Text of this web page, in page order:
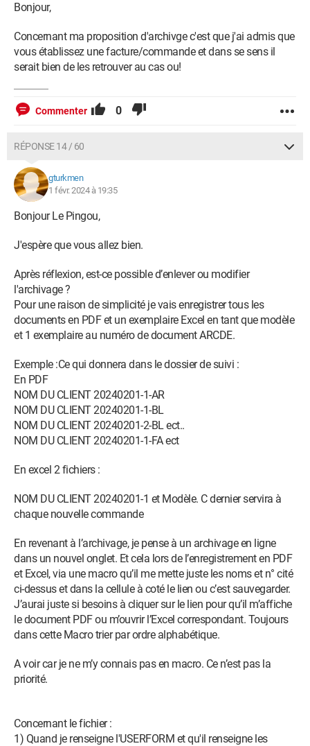
Bonjour,
Concernant ma proposition d'archivge c'est que j'ai admis que
vous établissez une facture/commande et dans se sens il
serait bien de les retrouver au cas ou!
Commenter 0
RÉPONSE 14 / 60
gturkmen
1 févr. 2024 à 19:35
Bonjour Le Pingou,
J'espère que vous allez bien.
Après réflexion, est-ce possible d’enlever ou modifier
l'archivage ?
Pour une raison de simplicité je vais enregistrer tous les
documents en PDF et un exemplaire Excel en tant que modèle
et 1 exemplaire au numéro de document ARCDE.
Exemple :Ce qui donnera dans le dossier de suivi :
En PDF
NOM DU CLIENT 20240201-1-AR
NOM DU CLIENT 20240201-1-BL
NOM DU CLIENT 20240201-2-BL ect..
NOM DU CLIENT 20240201-1-FA ect
En excel 2 fichiers :
NOM DU CLIENT 20240201-1 et Modèle. C dernier servira à
chaque nouvelle commande
En revenant à l’archivage, je pense à un archivage en ligne
dans un nouvel onglet. Et cela lors de l’enregistrement en PDF
et Excel, via une macro qu’il me mette juste les noms et n° cité
ci-dessus et dans la cellule à coté le lien ou c’est sauvegarder.
J’aurai juste si besoins à cliquer sur le lien pour qu’il m’affiche
le document PDF ou m’ouvrir l’Excel correspondant. Toujours
dans cette Macro trier par ordre alphabétique.
A voir car je ne m’y connais pas en macro. Ce n’est pas la
priorité.
Concernant le fichier :
1) Quand je renseigne l'USERFORM et qu'il renseigne les